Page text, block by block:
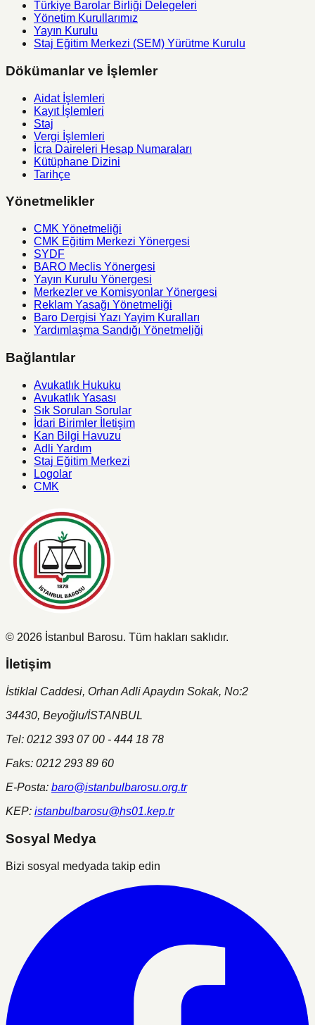
Türkiye Barolar Birliği Delegeleri
Yönetim Kurullarımız
Yayın Kurulu
Staj Eğitim Merkezi (SEM) Yürütme Kurulu
Dökümanlar ve İşlemler
Aidat İşlemleri
Kayıt İşlemleri
Staj
Vergi İşlemleri
İcra Daireleri Hesap Numaraları
Kütüphane Dizini
Tarihçe
Yönetmelikler
CMK Yönetmeliği
CMK Eğitim Merkezi Yönergesi
SYDF
BARO Meclis Yönergesi
Yayın Kurulu Yönergesi
Merkezler ve Komisyonlar Yönergesi
Reklam Yasağı Yönetmeliği
Baro Dergisi Yazı Yayim Kuralları
Yardımlaşma Sandığı Yönetmeliği
Bağlantılar
Avukatlık Hukuku
Avukatlık Yasası
Sık Sorulan Sorular
İdari Birimler İletişim
Kan Bilgi Havuzu
Adli Yardım
Staj Eğitim Merkezi
Logolar
CMK
© 2026 İstanbul Barosu. Tüm hakları saklıdır.
İletişim
İstiklal Caddesi, Orhan Adli Apaydın Sokak, No:2
34430, Beyoğlu/İSTANBUL
Tel: 0212 393 07 00 - 444 18 78
Faks: 0212 293 89 60
E-Posta: baro@istanbulbarosu.org.tr
KEP: istanbulbarosu@hs01.kep.tr
Sosyal Medya
Bizi sosyal medyada takip edin